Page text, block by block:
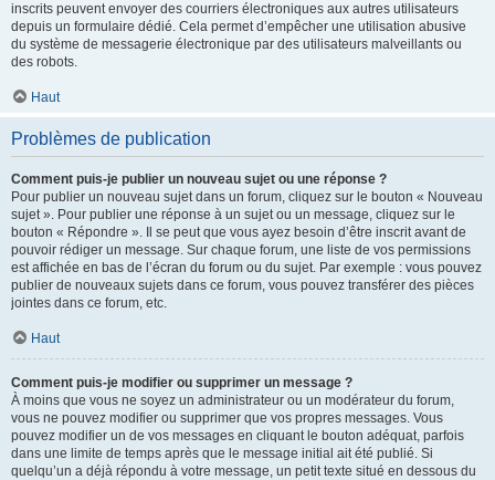
inscrits peuvent envoyer des courriers électroniques aux autres utilisateurs
depuis un formulaire dédié. Cela permet d’empêcher une utilisation abusive
du système de messagerie électronique par des utilisateurs malveillants ou
des robots.
Haut
Problèmes de publication
Comment puis-je publier un nouveau sujet ou une réponse ?
Pour publier un nouveau sujet dans un forum, cliquez sur le bouton « Nouveau
sujet ». Pour publier une réponse à un sujet ou un message, cliquez sur le
bouton « Répondre ». Il se peut que vous ayez besoin d’être inscrit avant de
pouvoir rédiger un message. Sur chaque forum, une liste de vos permissions
est affichée en bas de l’écran du forum ou du sujet. Par exemple : vous pouvez
publier de nouveaux sujets dans ce forum, vous pouvez transférer des pièces
jointes dans ce forum, etc.
Haut
Comment puis-je modifier ou supprimer un message ?
À moins que vous ne soyez un administrateur ou un modérateur du forum,
vous ne pouvez modifier ou supprimer que vos propres messages. Vous
pouvez modifier un de vos messages en cliquant le bouton adéquat, parfois
dans une limite de temps après que le message initial ait été publié. Si
quelqu’un a déjà répondu à votre message, un petit texte situé en dessous du